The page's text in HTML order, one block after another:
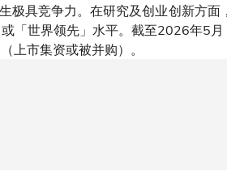
具竞争力。在研究及创业创新方
「世界领先」水平。截至2026年5
上市集资或被并购）。